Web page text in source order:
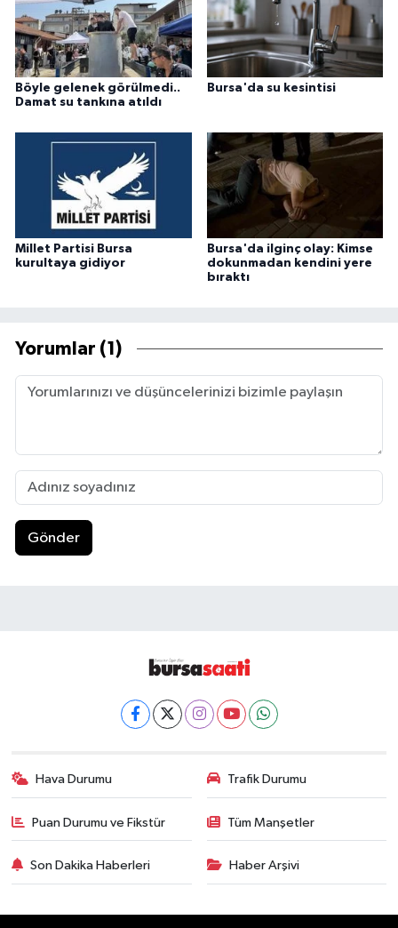
Böyle gelenek görülmedi..
Damat su tankına atıldı
Bursa'da su kesintisi
Millet Partisi Bursa
kurultaya gidiyor
Bursa'da ilginç olay: Kimse
dokunmadan kendini yere
bıraktı
Yorumlar (1)
Gönder
Hava Durumu Trafik Durumu
Puan Durumu ve Fikstür Tüm Manşetler
Son Dakika Haberleri Haber Arşivi